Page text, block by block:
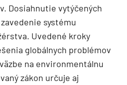
Dosiahnutie vytýčených
systému
Uvedené kroky
globálnych problémov
na environmentálnu
zákon určuje aj